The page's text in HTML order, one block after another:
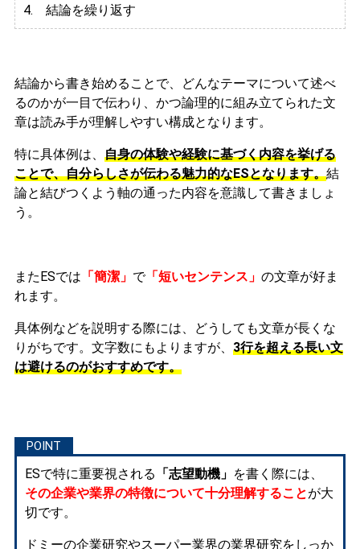
4. 結論を繰り返す
結論から書き始めることで、どんなテーマについて述べ
るのかが一目で伝わり、かつ論理的に組み立てられた文
章は読み手が理解しやすい構成となります。
特に具体例は、 自身の体験や経験に基づく内容を挙げる
ことで、自分らしさが伝わる魅力的なESとなります。結
論と結びつくよう軸の通った内容を意識して書きましょ
う。
またESでは 「簡潔」 で「短いセンテンス」 の文章が好ま
れます。
具体例などを説明する際には、どうしても文章が長くな
りがちです。文字数にもよりますが、 3行を超える長い文
は避けるのがおすすめです。
ESで特に重要視される 「志望動機」 を書く際には、
その企業や業界の特徴について十分理解することが大
切です。
ドミーの企業研究やスーパー業界の業界研究をしっか